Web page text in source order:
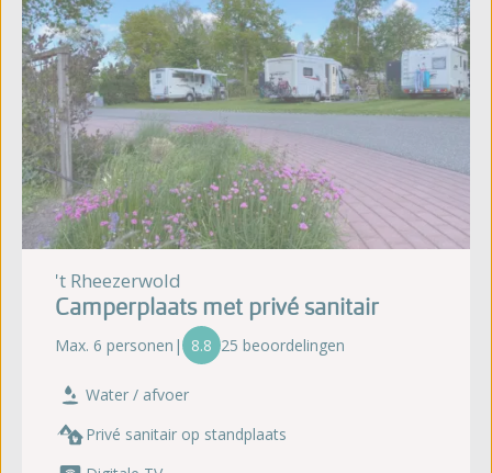
't Rheezerwold
Camperplaats met privé sanitair
Max. 6 personen | 8.8 25 beoordelingen
Water / afvoer
Privé sanitair op standplaats